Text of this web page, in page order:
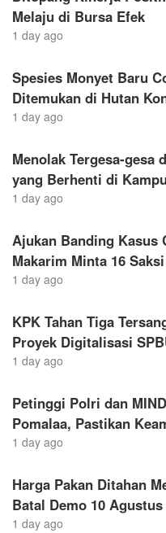
Melaju di Bursa Efek
1 day ago
Spesies Monyet Baru
Ditemukan di Hutan
1 day ago
Menolak Tergesa-gesa
yang Berhenti di
1 day ago
Ajukan Banding Kasus
Makarim Minta 16
1 day ago
KPK Tahan Tiga
Proyek Digitalisasi
1 day ago
Petinggi Polri dan
Pomalaa, Pastikan
1 day ago
Harga Pakan Ditahan
Batal Demo 10 Agustus
1 day ago